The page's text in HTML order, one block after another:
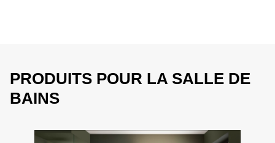
PRODUITS POUR LA SALLE DE
BAINS